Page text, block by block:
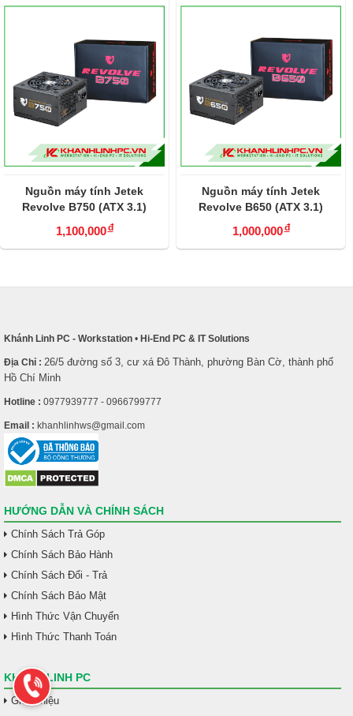
Nguồn máy tính Jetek
Revolve B750 (ATX 3.1)
1,100,000đ
Nguồn máy tính Jetek
Revolve B650 (ATX 3.1)
1,000,000đ
Khánh Linh PC - Workstation • Hi-End PC & IT Solutions
Địa Chỉ : 26/5 đường số 3, cư xá Đô Thành, phường Bàn Cờ, thành phố
Hồ Chí Minh
Hotline : 0977939777 - 0966799777
Email : khanhlinhws@gmail.com
HƯỚNG DẪN VÀ CHÍNH SÁCH
Chính Sách Trả Góp
Chính Sách Bảo Hành
Chính Sách Đổi - Trả
Chính Sách Bảo Mật
Hình Thức Vận Chuyển
Hình Thức Thanh Toán
KHÁNH LINH PC
Giới Thiệu